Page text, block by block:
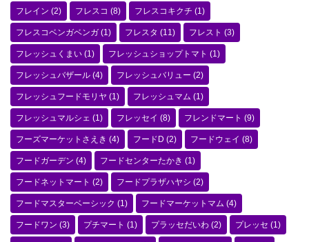
フレイン (2) フレスコ (8) フレスコキクチ (1)
フレスコベンガベンガ (1) フレスタ (11) フレスト (3)
フレッシュくまい (1) フレッシュショップトマト (1)
フレッシュバザール (4) フレッシュバリュー (2)
フレッシュフードモリヤ (1) フレッシュマム (1)
フレッシュマルシェ (1) フレッセイ (8) フレンドマート (9)
フーズマーケットさえき (4) フードD (2) フードウェイ (8)
フードガーデン (4) フードセンターたかき (1)
フードネットマート (2) フードプラザハヤシ (2)
フードマスターベーシック (1) フードマーケットマム (4)
フードワン (3) プチマート (1) プラッセだいわ (2) プレッセ (1)